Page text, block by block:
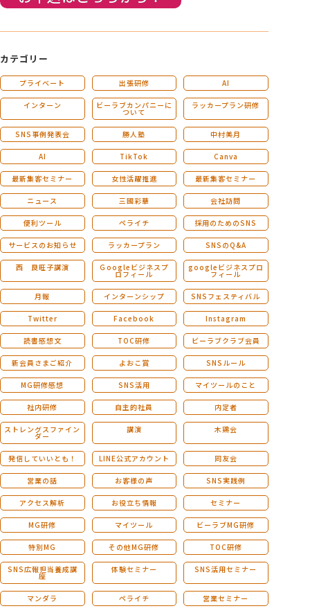
カテゴリー
プライベート 出張研修 AI
インターン ビーラブカンパニーに
ついて
ラッカープラン研修
SNS事例発表会 勝人塾 中村美月
AI TikTok Canva
最新集客セミナー 女性活躍推進 最新集客セミナー
ニュース 三國彩華 会社訪問
便利ツール ペライチ 採用のためのSNS
サービスのお知らせ ラッカープラン SNSのQ&A
西 良旺子講演 Ｇoogleビジネスプ
ロフィール
googleビジネスプロ
フィール
月報 インターンシップ SNSフェスティバル
Twitter Facebook Instagram
読書感想文 TOC研修 ビーラブクラブ会員
新会員さまご紹介 よおこ賞 SNSルール
MG研修感想 SNS活用 マイツールのこと
社内研修 自主的社員 内定者
ストレングスファイン
ダー
講演 木鶏会
発信していいとも！ LINE公式アカウント 同友会
営業の話 お客様の声 SNS実践例
アクセス解析 お役立ち情報 セミナー
MG研修 マイツール ビーラブMG研修
特別MG その他MG研修 TOC研修
SNS広報担当養成講
座
体験セミナー SNS活用セミナー
マンダラ ペライチ 営業セミナー